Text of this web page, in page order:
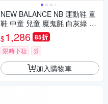
NEW BALANCE NB 運動鞋 童
鞋 中童 兒童 魔鬼氈 白灰綠 PH
B550SD-M楦
$1,286 85折
限時下殺 券
加入購物車